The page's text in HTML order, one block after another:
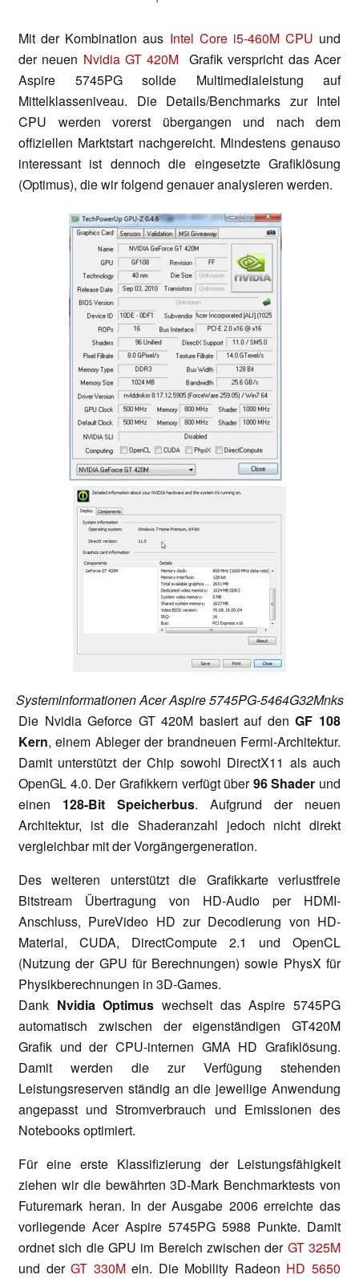
Mit der Kombination aus Intel Core i5-460M CPU und
der neuen Nvidia GT 420M Grafik verspricht das Acer
Aspire 5745PG solide Multimedialeistung auf
Mittelklasseniveau. Die Details/Benchmarks zur Intel
CPU werden vorerst übergangen und nach dem
offiziellen Marktstart nachgereicht. Mindestens genauso
interessant ist dennoch die eingesetzte Grafiklösung
(Optimus), die wir folgend genauer analysieren werden.
Systeminformationen Acer Aspire 5745PG-5464G32Mnks
Die Nvidia Geforce GT 420M basiert auf denGF 108
Kern, einem Ableger der brandneuen Fermi-Architektur.
Damit unterstützt der Chip sowohl DirectX11 als auch
OpenGL 4.0. Der Grafikkern verfügt über96 Shader und
einen 128-Bit Speicherbus. Aufgrund der neuen
Architektur, ist die Shaderanzahl jedoch nicht direkt
vergleichbar mit der Vorgängergeneration.
Des weiteren unterstützt die Grafikkarte verlustfreie
Bitstream Übertragung von HD-Audio per HDMI-
Anschluss, PureVideo HD zur Decodierung von HD-
Material, CUDA, DirectCompute 2.1 und OpenCL
(Nutzung der GPU für Berechnungen) sowie PhysX für
Physikberechnungen in 3D-Games.
Dank Nvidia Optimus wechselt das Aspire 5745PG
automatisch zwischen der eigenständigen GT420M
Grafik und der CPU-internen GMA HD Grafiklösung.
Damit werden die zur Verfügung stehenden
Leistungsreserven ständig an die jeweilige Anwendung
angepasst und Stromverbrauch und Emissionen des
Notebooks optimiert.
Für eine erste Klassifizierung der Leistungsfähigkeit
ziehen wir die bewährten 3D-Mark Benchmarktests von
Futuremark heran. In der Ausgabe 2006 erreichte das
vorliegende Acer Aspire 5745PG 5988 Punkte. Damit
ordnet sich die GPU im Bereich zwischen der GT 325M
und derGT 330Mein. Die Mobility Radeon HD 5650